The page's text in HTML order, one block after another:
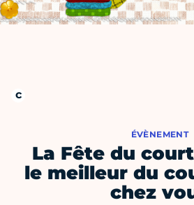
ÉVÈNEMENT
La Fête du
le meilleur du
chez